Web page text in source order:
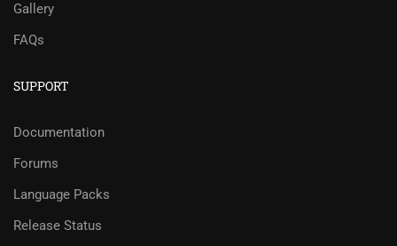
Gallery
FAQs
SUPPORT
Documentation
Forums
Language Packs
Release Status